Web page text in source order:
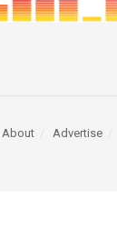
About Advertise